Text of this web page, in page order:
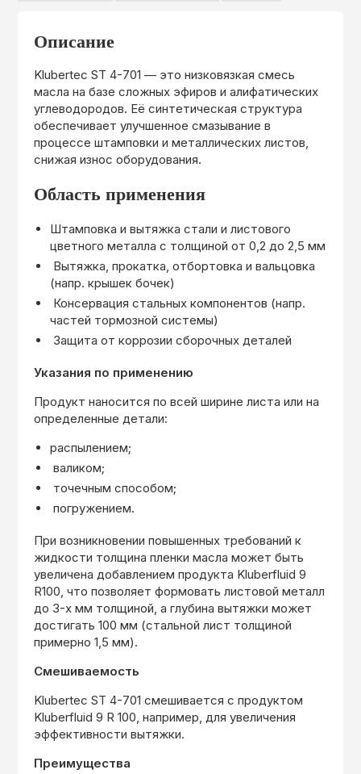
Описание
Klubertec ST 4-701 — это низковязкая смесь
масла на базе сложных эфиров и алифатических
углеводородов. Её синтетическая структура
обеспечивает улучшенное смазывание в
процессе штамповки и металлических листов,
снижая износ оборудования.
Область применения
Штамповка и вытяжка стали и листового
цветного металла с толщиной от 0,2 до 2,5 мм
Вытяжка, прокатка, отбортовка и вальцовка
(напр. крышек бочек)
Консервация стальных компонентов (напр.
частей тормозной системы)
Защита от коррозии сборочных деталей
Указания по применению
Продукт наносится по всей ширине листа или на
определенные детали:
распылением;
валиком;
точечным способом;
погружением.
При возникновении повышенных требований к
жидкости толщина пленки масла может быть
увеличена добавлением продукта Kluberfluid 9
R100, что позволяет формовать листовой металл
до 3-х мм толщиной, а глубина вытяжки может
достигать 100 мм (стальной лист толщиной
примерно 1,5 мм).
Смешиваемость
Klubertec ST 4-701 смешивается с продуктом
Kluberfluid 9 R 100, например, для увеличения
эффективности вытяжки.
Преимущества